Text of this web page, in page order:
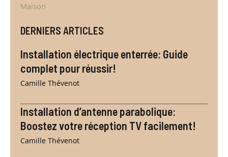
Maison
DERNIERS ARTICLES
Installation électrique enterrée: Guide
complet pour réussir!
Camille Thévenot
Installation d’antenne parabolique:
Boostez votre réception TV facilement!
Camille Thévenot